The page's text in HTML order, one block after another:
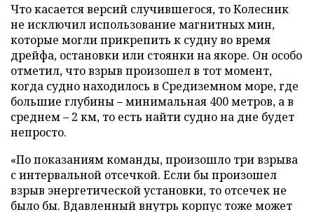
Что касается версий случившегося, то Колесник
не исключил использование магнитных мин,
которые могли прикрепить к судну во время
дрейфа, остановки или стоянки на якоре. Он особо
отметил, что взрыв произошел в тот момент,
когда судно находилось в Средиземном море, где
большие глубины – минимальная 400 метров, а в
среднем – 2 км, то есть найти судно на дне будет
непросто.
«По показаниям команды, произошло три взрыва
с интервальной отсечкой. Если бы произошел
взрыв энергетической установки, то отсечек не
было бы. Вдавленный внутрь корпус тоже может